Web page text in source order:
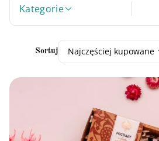
Kategorie
Sortuj Najczęściej kupowane